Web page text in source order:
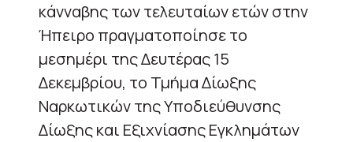
κάνναβης των τελευταίων ετών στην
Ήπειρο πραγματοποίησε το
μεσημέρι της Δευτέρας 15
Δεκεμβρίου, το Τμήμα Δίωξης
Ναρκωτικών της Υποδιεύθυνσης
Δίωξης και Εξιχνίασης Εγκλημάτων